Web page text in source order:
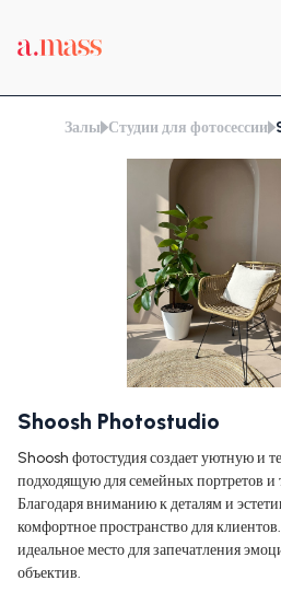
Залы Студии для фотосессии
Shoosh Photostudio
Shoosh фотостудия создает уютную и
подходящую для семейных портретов и
Благодаря вниманию к деталям и
комфортное пространство для
идеальное место для запечатления
объектив.